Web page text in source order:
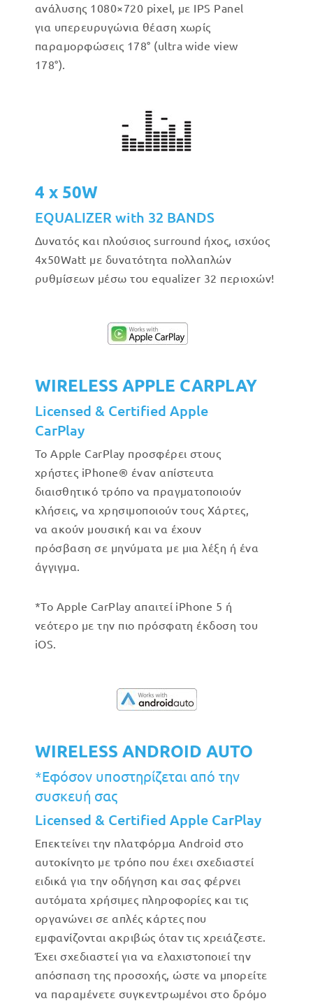
ανάλυσης 1080×720 pixel, με IPS Panel
για υπερευρυγώνια θέαση χωρίς
παραμορφώσεις 178° (ultra wide view
178°).
4 x 50W
EQUALIZER with 32 BANDS
Δυνατός και πλούσιος surround ήχος, ισχύος
4x50Watt με δυνατότητα πολλαπλών
ρυθμίσεων μέσω του equalizer 32 περιοχών!
WIRELESS APPLE CARPLAY
Licensed & Certified Apple
CarPlay
Το Apple CarPlay προσφέρει στους
χρήστες iPhone® έναν απίστευτα
διαισθητικό τρόπο να πραγματοποιούν
κλήσεις, να χρησιμοποιούν τους Χάρτες,
να ακούν μουσική και να έχουν
πρόσβαση σε μηνύματα με μια λέξη ή ένα
άγγιγμα.
*Το Apple CarPlay απαιτεί iPhone 5 ή
νεότερο με την πιο πρόσφατη έκδοση του
iOS.
WIRELESS ANDROID AUTO
*Εφόσον υποστηρίζεται από την
συσκευή σας
Licensed & Certified Apple CarPlay
Επεκτείνει την πλατφόρμα Android στο
αυτοκίνητο με τρόπο που έχει σχεδιαστεί
ειδικά για την οδήγηση και σας φέρνει
αυτόματα χρήσιμες πληροφορίες και τις
οργανώνει σε απλές κάρτες που
εμφανίζονται ακριβώς όταν τις χρειάζεστε.
Έχει σχεδιαστεί για να ελαχιστοποιεί την
απόσπαση της προσοχής, ώστε να μπορείτε
να παραμένετε συγκεντρωμένοι στο δρόμο